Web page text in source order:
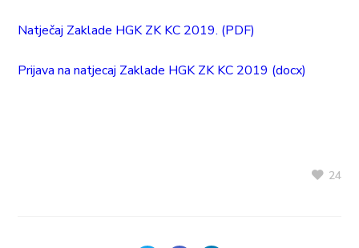
Natječaj Zaklade HGK ZK KC 2019. (PDF)
Prijava na natjecaj Zaklade HGK ZK KC 2019 (docx)
24